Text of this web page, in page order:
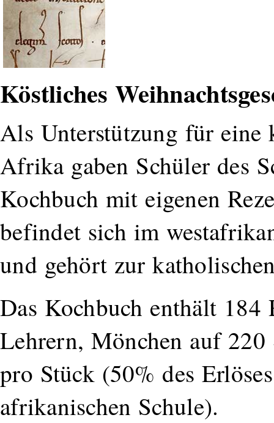
Köstliches
Als Unterstützung für eine
Afrika gaben Schüler des
Kochbuch mit eigenen
befindet sich im
und gehört zur
Das Kochbuch enthält 184
Lehrern, Mönchen auf
pro Stück (50% des
afrikanischen Schule).